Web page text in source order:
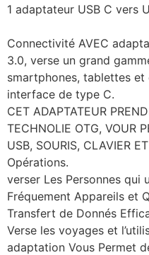
1 adaptateur USB C vers
Connectivité AVEC
3.0, verse un grand
smartphones, tablettes
interface de type C.
CET ADAPTATEUR
TECHNOLIE OTG, VOUR
USB, SOURIS, CLAVIER
Opérations.
verser Les Personnes qui
Fréquement Appareils et
Transfert de Donnés
Verse les voyages et
adaptation Vous Permet